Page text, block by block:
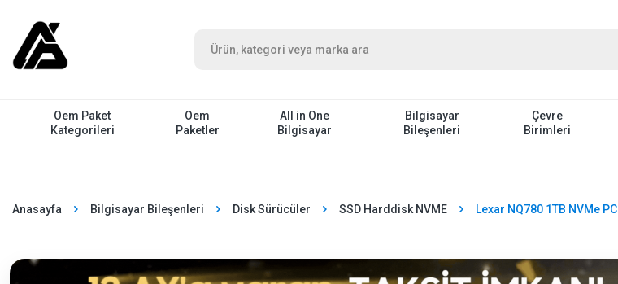
Oem Paket
Kategorileri
Oem
Paketler
All in One
Bilgisayar
Bilgisayar
Bileşenleri
Çevre
Birimleri
Anasayfa Bilgisayar Bileşenleri Disk Sürücüler SSD Harddisk NVME Lexar NQ780 1TB NVMe